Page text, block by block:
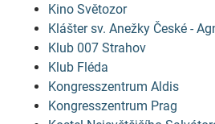
Kino Světozor
Klášter sv. Anežky České -
Klub 007 Strahov
Klub Fléda
Kongresszentrum Aldis
Kongresszentrum Prag